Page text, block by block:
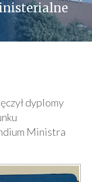
dyplomy
Ministra